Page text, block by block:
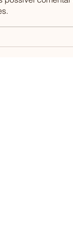
celebra um ano na
casa